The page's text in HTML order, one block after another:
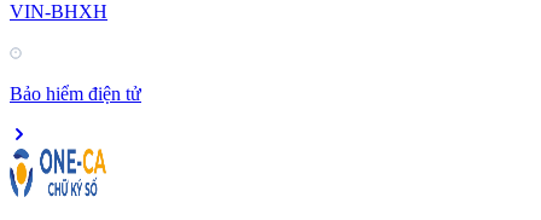
VIN-BHXH
Bảo hiểm điện tử